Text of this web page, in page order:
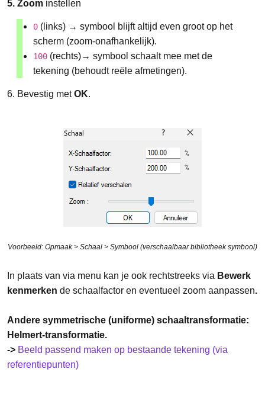
5. Zoom instellen
0 (links) → symbool blijft altijd even groot op het
scherm (zoom-onafhankelijk).
100 (rechts)→ symbool schaalt mee met de
tekening (behoudt reële afmetingen).
6. Bevestig metOK.
Voorbeeld: Opmaak > Schaal > Symbool (verschaalbaar bibliotheek symbool)
In plaats van via menu kan je ook rechtstreeks via Bewerk
kenmerken de schaalfactor en eventueel zoom aanpassen.
Andere symmetrische (uniforme) schaaltransformatie:
Helmert-transformatie.
-> Beeld passend maken op bestaande tekening (via
referentiepunten)